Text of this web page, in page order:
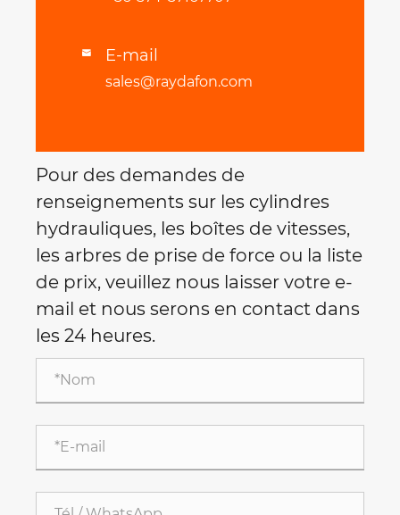
 E-mail
sales@raydafon.com
Pour des demandes de
renseignements sur les cylindres
hydrauliques, les boîtes de vitesses,
les arbres de prise de force ou la liste
de prix, veuillez nous laisser votre e-
mail et nous serons en contact dans
les 24 heures.